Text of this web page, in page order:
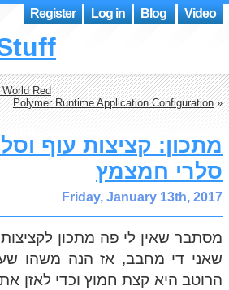
Register Log in Blog Video
Red
Polymer Runtime Application Configuration»
מתכון: קציצות עוף
סלרי חמצמץ
Friday, January 13th, 2017
מסתבר שאין לי פה מתכון
שאני די מחבב, אז הנה משהו
הרוטב היא קצת חמוץ וכדי לאזן